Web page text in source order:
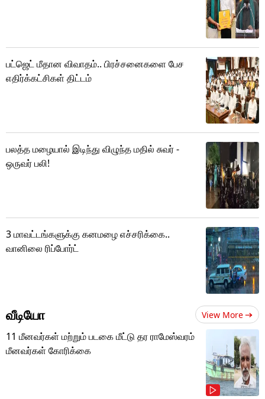
பட்ஜெட் மீதான விவாதம்.. பிரச்சனைகளை பேச
எதிர்க்கட்சிகள் திட்டம்
பலத்த மழையால் இடிந்து விழுந்த மதில் சுவர் -
ஒருவர் பலி!
3 மாவட்டங்களுக்கு கனமழை எச்சரிக்கை..
வானிலை ரிப்போர்ட்
வீடியோ View More
11 மீனவர்கள் மற்றும் படகை மீட்டு தர ராமேஸ்வரம்
மீனவர்கள் கோரிக்கை